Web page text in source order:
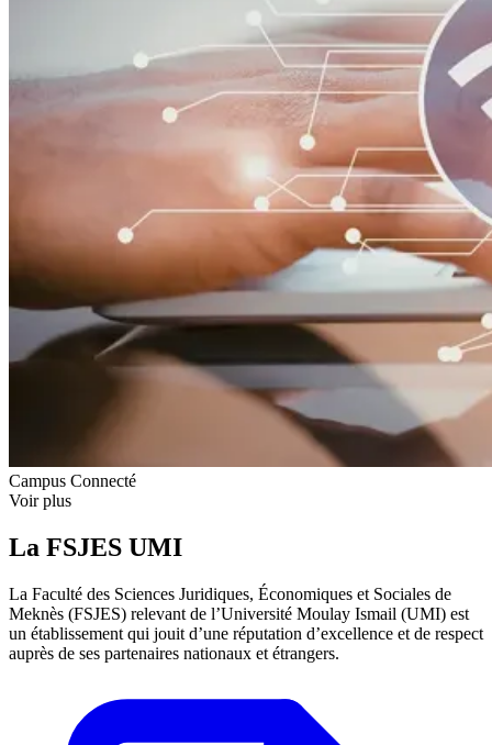
Campus Connecté
Voir plus
La FSJES UMI
La Faculté des Sciences Juridiques, Économiques et Sociales de
Meknès (FSJES) relevant de l’Université Moulay Ismail (UMI) est
un établissement qui jouit d’une réputation d’excellence et de respect
auprès de ses partenaires nationaux et étrangers.